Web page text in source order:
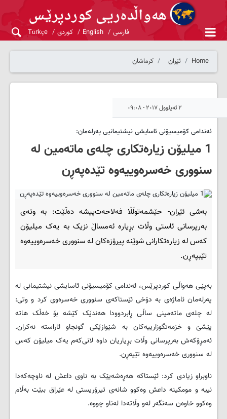
فارسی English کوردی Türkçe
Home ئێران کرماشان
٢ ئەیلوول ٢٠١٧ - ٠٩:٠٨
ئه‌ندامی کۆمیسیۆنی ئاسایشی نیشتیمانیی په‌رله‌مان:
1 میلیۆن زیاره‌تکاری چله‌ی ماته‌مین له‌
سنووری خه‌سره‌وییه‌وه‌ تێده‌په‌ڕن
به‌شی ئێران- حێشمه‌توڵڵا فه‌لاحه‌ت‌پیشه‌ ده‌ڵێت: به‌ وته‌ی
به‌رپرسانی ئاستی وڵات بڕیاره‌ ئه‌مساڵ نزیک به‌ یه‌ک میلیۆن
که‌س له‌ زیاره‌تکارانی شوێنه‌ پیرۆزه‌کان له‌ سنووری خه‌سره‌وییه‌وه‌
تێبپه‌ڕن.
به‌پێی هه‌واڵی کوردپرێس، ئه‌ندامی کۆمیسیۆنی ئاسایشی نیشتیمانی له‌
په‌رله‌مان ئاماژه‌ی به‌ دۆخی ئێستاکه‌ی سنووری خه‌سره‌وی کرد و وتی:
له‌ چله‌ی ماته‌مینی ساڵی ڕابردوودا هه‌ندێک کێشه‌ بۆ خه‌ڵک هاته
‌پێشێ و خزمه‌تگوزارییه‌کان به‌ شێوازێکی گونجاو ئاراسته‌ نه‌کران.
ئه‌مڕۆکه‌ش به‌رپرسانی وڵات بڕیاریان داوه‌ لانی‌که‌م یه‌ک میلیۆن که‌س
له‌ سنووری خه‌سره‌وییه‌وه‌ تێپه‌ڕن.
ناوبراو زیادی کرد: ئێستاکه‌ هه‌ڕه‌شه‌یێک به‌ ناوی داعش له‌ ناوچه‌که‌دا
نییه‌ و مومکینه‌ داعش وه‌کوو شانه‌ی تیرۆریستی له‌ عێراق ببێت به‌ڵام
وه‌کوو خاوه‌ن سه‌نگه‌ر له‌و وڵاته‌دا له‌ناو چووه‌.